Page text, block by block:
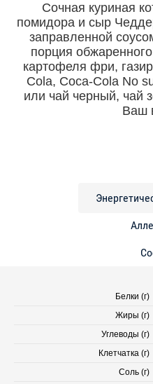
Сочная куриная
помидора и сыр
заправленной
порция
картофеля фри,
Cola, Coca-Cola No
или чай черный, чай
Ваш
Белки (г)
Жиры (г)
Углеводы (г)
Клетчатка (г)
Соль (г)